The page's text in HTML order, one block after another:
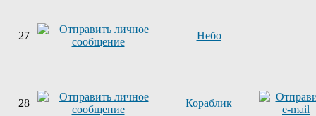
27 Небо
28 Кораблик